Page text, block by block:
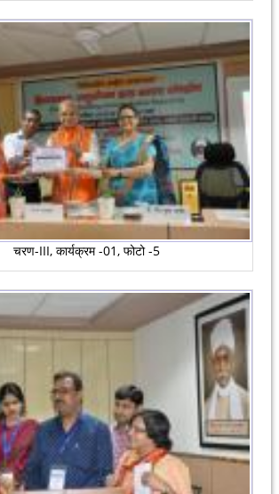
चरण-III, कार्यक्रम -01, फोटो -5